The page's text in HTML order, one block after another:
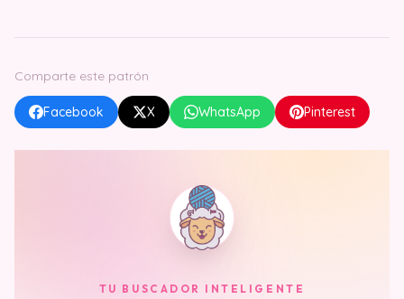
Comparte este patrón
Facebook X WhatsApp Pinterest
TU BUSCADOR INTELIGENTE